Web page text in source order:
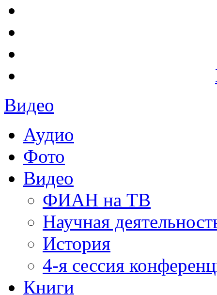
Видео
Аудио
Фото
Видео
ФИАН на ТВ
Научная
История
4-я сессия
Книги